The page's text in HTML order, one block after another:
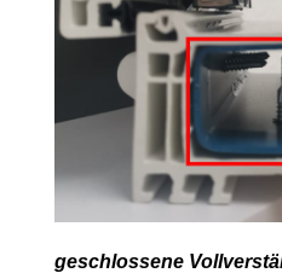
geschlossene